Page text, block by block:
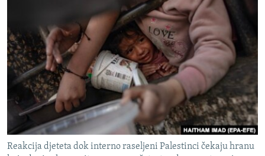
INFOGRAFIKE
KINA NA BALKANU
RSE PRIČE IZ SVIJETA
ISPRIČAJ MI
DNEVNO@RSE
SPECIJALI RSE
VIŠE OD NASLOVA
GENOCID U SREBRENICI
PRATITE NAS
Reakcija djeteta dok interno raseljeni Palestinci čekaju hranu